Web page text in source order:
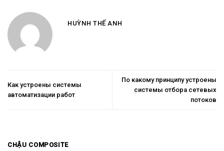
HUỲNH THẾ ANH
Как устроены системы
автоматизации работ
По какому принципу устроены
системы отбора сетевых
потоков
CHẬU COMPOSITE